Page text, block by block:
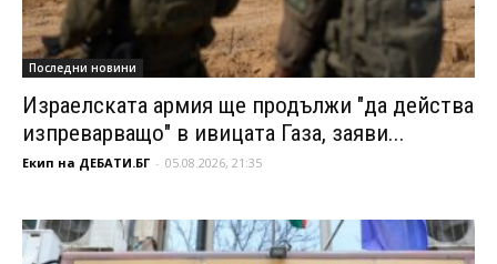
Последни новини
Израелската армия ще продължи "да действа
изпреварващо" в ивицата Газа, заяви...
Екип на ДЕБАТИ.БГ - 05.08.2026, 21:35